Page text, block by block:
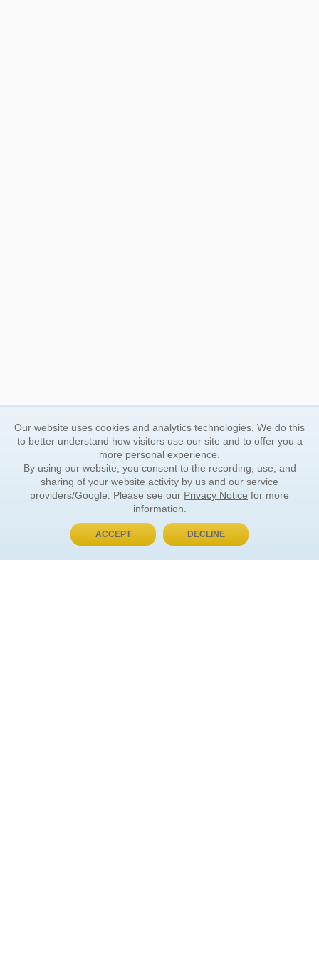
BUY NOW, PAY LATER
Our website uses cookies and analytics technologies. We do this
to better understand how visitors use our site and to offer you a
more personal experience.
By using our website, you consent to the recording, use, and
sharing of your website activity by us and our service
providers/Google. Please see our Privacy Notice for more
information.
ACCEPT DECLINE